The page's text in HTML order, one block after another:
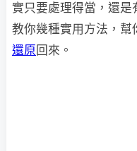
實只要處理得當，還是
教你幾種實用方法，幫
還原 回來。